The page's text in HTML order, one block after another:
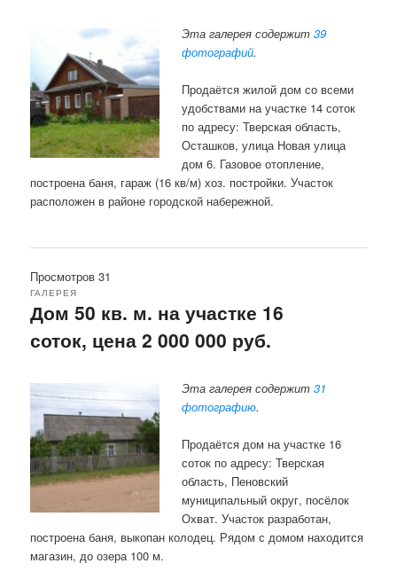
Эта галерея содержит39
фотографий.
Продаётся жилой дом со всеми
удобствами на участке 14 соток
по адресу: Тверская область,
Осташков, улица Новая улица
дом 6. Газовое отопление,
построена баня, гараж (16 кв/м) хоз. постройки. Участок
расположен в районе городской набережной.
Просмотров 31
Дом 50 кв. м. на участке 16
соток, цена 2 000 000 руб.
ГАЛЕРЕЯ
Эта галерея содержит31
фотографию.
Продаётся дом на участке 16
соток по адресу: Тверская
область, Пеновский
муниципальный округ, посёлок
Охват. Участок разработан,
построена баня, выкопан колодец. Рядом с домом находится
магазин, до озера 100 м.